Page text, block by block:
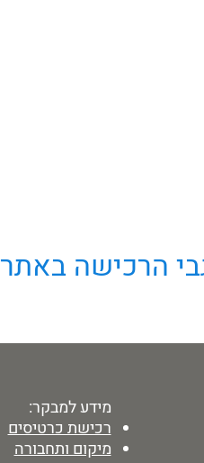
הרכישה באתר
מידע למבקר:
רכישת כרטיסים
מיקום ותחבורה